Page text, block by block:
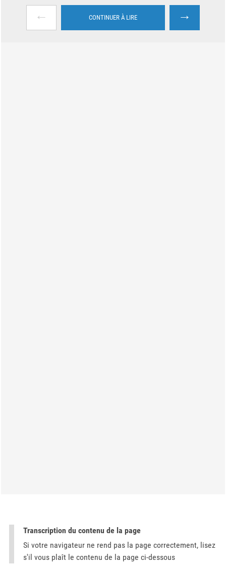
← CONTINUER À LIRE →
Transcription du contenu de la page
Si votre navigateur ne rend pas la page correctement, lisez
s'il vous plaît le contenu de la page ci-dessous